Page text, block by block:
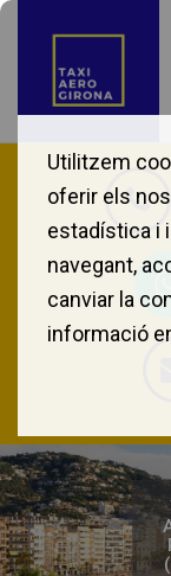
Utilitzem
oferir els
estadística i
navegant,
canviar la
informació